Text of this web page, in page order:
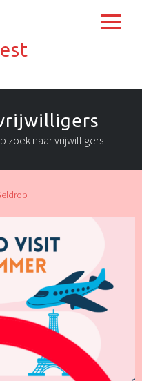
zoek naar vrijwilligers